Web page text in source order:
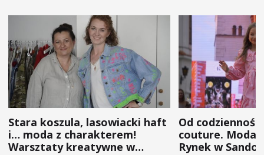
Stara koszula, lasowiacki haft
i… moda z charakterem!
Warsztaty kreatywne w
Od
couture. Moda
Rynek w